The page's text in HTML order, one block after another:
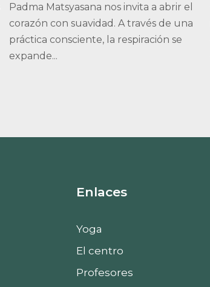
Padma Matsyasana nos invita a abrir el
corazón con suavidad. A través de una
práctica consciente, la respiración se
expande...
Enlaces
Yoga
El centro
Profesores